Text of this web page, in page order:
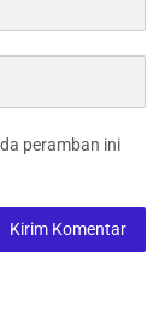
peramban ini